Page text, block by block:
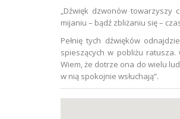
„Dźwięk dzwonów towarzyszy
mijaniu – bądź zbliżaniu się –
Pełnię tych dźwięków
spieszących w pobliżu
Wiem, że dotrze ona do wielu
w nią spokojnie wsłuchają”.